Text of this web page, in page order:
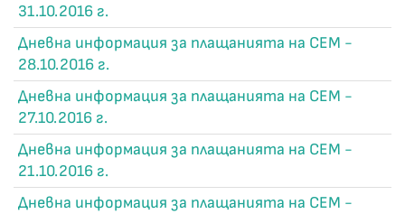
31.10.2016 г.
Дневна информация за плащанията на СЕМ -
28.10.2016 г.
Дневна информация за плащанията на СЕМ -
27.10.2016 г.
Дневна информация за плащанията на СЕМ -
21.10.2016 г.
Дневна информация за плащанията на СЕМ -